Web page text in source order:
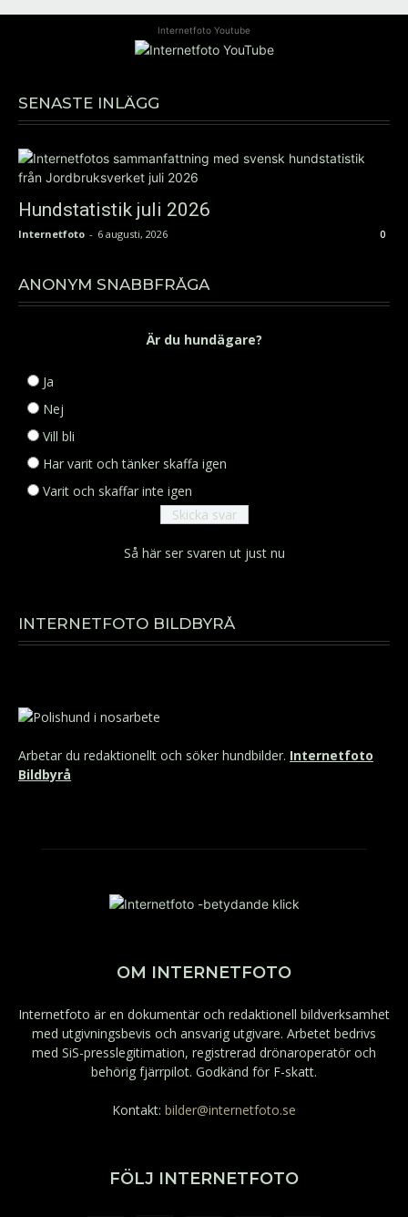
Internetfoto Youtube
SENASTE INLÄGG
Hundstatistik juli 2026
Internetfoto - 6 augusti, 2026 0
ANONYM SNABBFRÅGA
Är du hundägare?
Ja
Nej
Vill bli
Har varit och tänker skaffa igen
Varit och skaffar inte igen
Så här ser svaren ut just nu
INTERNETFOTO BILDBYRÅ
Arbetar du redaktionellt och söker hundbilder. Internetfoto
Bildbyrå
OM INTERNETFOTO
Internetfoto är en dokumentär och redaktionell bildverksamhet
med utgivningsbevis och ansvarig utgivare. Arbetet bedrivs
med SiS-presslegitimation, registrerad drönaroperatör och
behörig fjärrpilot. Godkänd för F-skatt.
Kontakt: bilder@internetfoto.se
FÖLJ INTERNETFOTO